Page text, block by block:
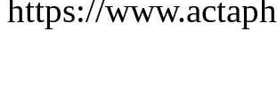
https://